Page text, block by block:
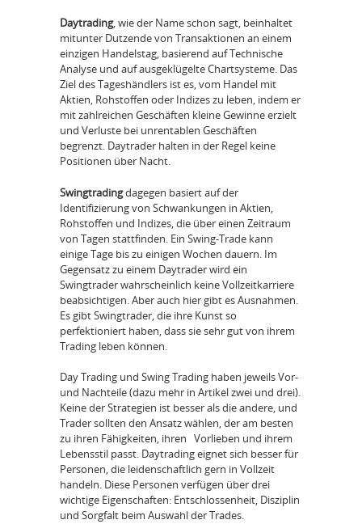
Daytrading, wie der Name schon sagt, beinhaltet
mitunter Dutzende von Transaktionen an einem
einzigen Handelstag, basierend auf Technische
Analyse und auf ausgeklügelte Chartsysteme. Das
Ziel des Tageshändlers ist es, vom Handel mit
Aktien, Rohstoffen oder Indizes zu leben, indem er
mit zahlreichen Geschäften kleine Gewinne erzielt
und Verluste bei unrentablen Geschäften
begrenzt. Daytrader halten in der Regel keine
Positionen über Nacht.
Swingtradingdagegen basiert auf der
Identifizierung von Schwankungen in Aktien,
Rohstoffen und Indizes, die über einen Zeitraum
von Tagen stattfinden. Ein Swing-Trade kann
einige Tage bis zu einigen Wochen dauern. Im
Gegensatz zu einem Daytrader wird ein
Swingtrader wahrscheinlich keine Vollzeitkarriere
beabsichtigen. Aber auch hier gibt es Ausnahmen.
Es gibt Swingtrader, die ihre Kunst so
perfektioniert haben, dass sie sehr gut von ihrem
Trading leben können.
Day Trading und Swing Trading haben jeweils Vor-
und Nachteile (dazu mehr in Artikel zwei und drei).
Keine der Strategien ist besser als die andere, und
Trader sollten den Ansatz wählen, der am besten
zu ihren Fähigkeiten, ihren Vorlieben und ihrem
Lebensstil passt. Daytrading eignet sich besser für
Personen, die leidenschaftlich gern in Vollzeit
handeln. Diese Personen verfügen über drei
wichtige Eigenschaften: Entschlossenheit, Disziplin
und Sorgfalt beim Auswahl der Trades.